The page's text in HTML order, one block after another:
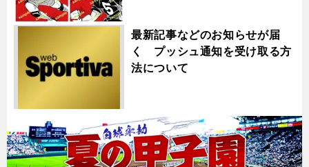
最新記事などのお知らせが届
く プッシュ通知を受け取る方
法について